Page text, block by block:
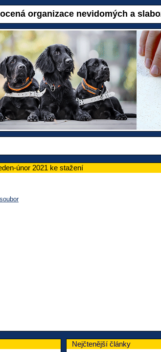
organizace nevidomých a
únor 2021 ke stažení
Nejčtenější články